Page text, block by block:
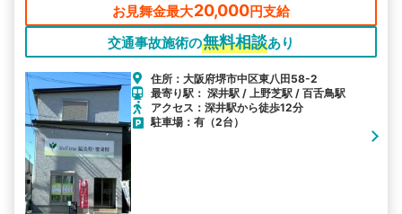
お見舞金最大20,000円支給
交通事故施術の無料相談あり
住所：大阪府堺市中区東八田58-2
最寄り駅： 深井駅 / 上野芝駅 / 百舌鳥駅
アクセス：深井駅から徒歩12分
駐車場：有（2台）